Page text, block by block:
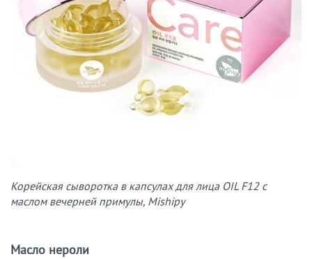
Корейская сыворотка в капсулах для лица OIL F12 с
маслом вечерней примулы, Mishipy
Масло нероли